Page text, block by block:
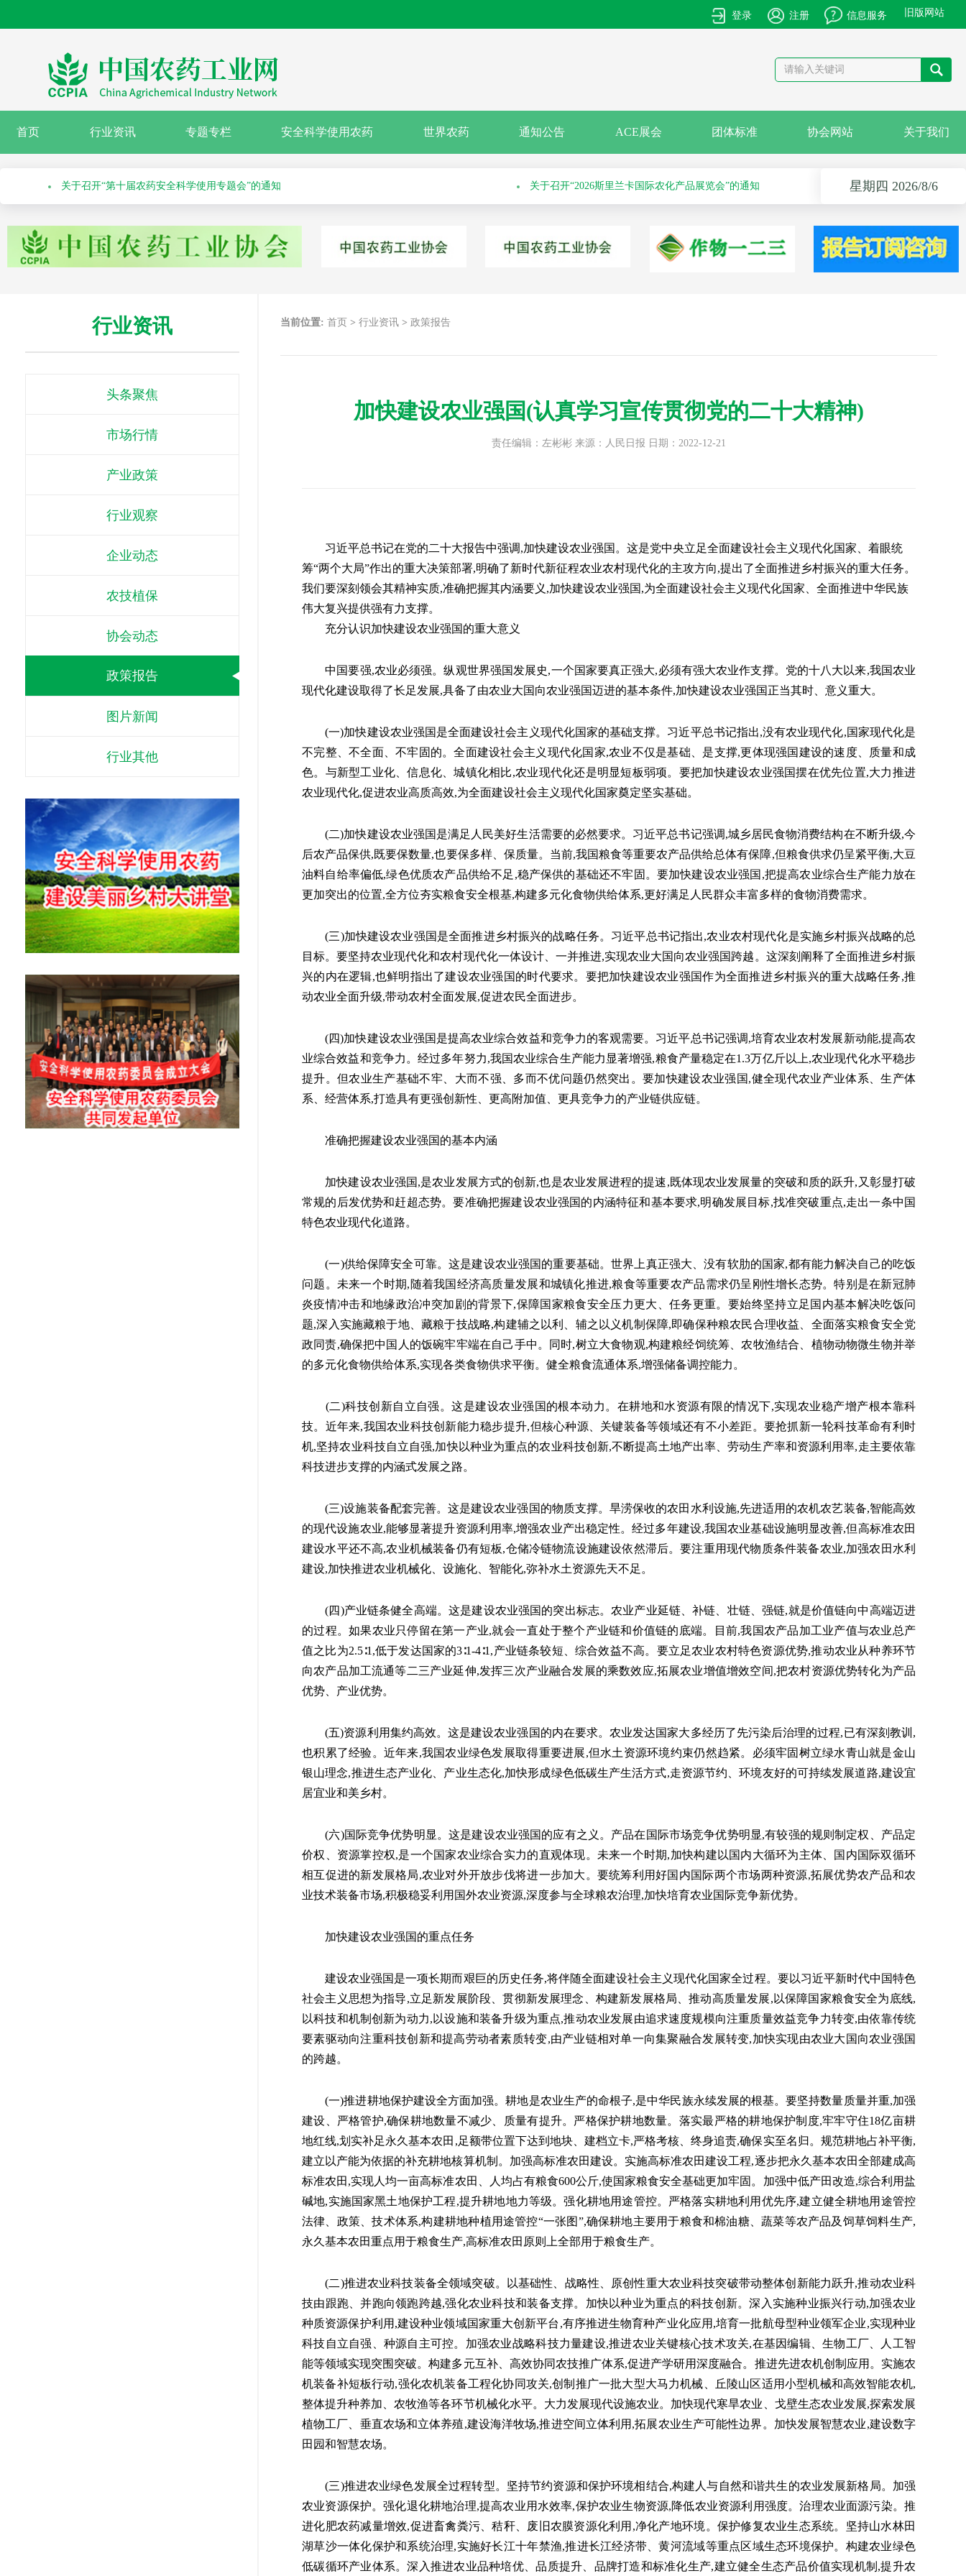
旧版网站
信息服务
注册
登录
首页 行业资讯 专题专栏 安全科学使用农药 世界农药 通知公告 ACE展会 团体标准 协会网站 关于我们
绿色高质量农药产品报送指南
关于召开“第十届农药安全科学使用专题会”的通知 关于召开“2026斯里兰卡国际农化产品展览会”的通知
关于举办第七十一届系列作物解决方案会议之水稻除草剂科学安全使用培训会的通知 关于举办第六十九届系列作物解决方案会议之科学安全使用农药及作物单产提升技术培训会的
星期四 2026/8/6
行业资讯
头条聚焦
市场行情
产业政策
行业观察
企业动态
农技植保
协会动态
政策报告
图片新闻
行业其他
当前位置: 首页 > 行业资讯 > 政策报告
加快建设农业强国(认真学习宣传贯彻党的二十大精神)
责任编辑：左彬彬 来源：人民日报 日期：2022-12-21
习近平总书记在党的二十大报告中强调,加快建设农业强国。这是党中央立足全面建设社会主义现代化国家、着眼统
筹“两个大局”作出的重大决策部署,明确了新时代新征程农业农村现代化的主攻方向,提出了全面推进乡村振兴的重大任务。
我们要深刻领会其精神实质,准确把握其内涵要义,加快建设农业强国,为全面建设社会主义现代化国家、全面推进中华民族
伟大复兴提供强有力支撑。
充分认识加快建设农业强国的重大意义
中国要强,农业必须强。纵观世界强国发展史,一个国家要真正强大,必须有强大农业作支撑。党的十八大以来,我国农业
现代化建设取得了长足发展,具备了由农业大国向农业强国迈进的基本条件,加快建设农业强国正当其时、意义重大。
(一)加快建设农业强国是全面建设社会主义现代化国家的基础支撑。习近平总书记指出,没有农业现代化,国家现代化是
不完整、不全面、不牢固的。全面建设社会主义现代化国家,农业不仅是基础、是支撑,更体现强国建设的速度、质量和成
色。与新型工业化、信息化、城镇化相比,农业现代化还是明显短板弱项。要把加快建设农业强国摆在优先位置,大力推进
农业现代化,促进农业高质高效,为全面建设社会主义现代化国家奠定坚实基础。
(二)加快建设农业强国是满足人民美好生活需要的必然要求。习近平总书记强调,城乡居民食物消费结构在不断升级,今
后农产品保供,既要保数量,也要保多样、保质量。当前,我国粮食等重要农产品供给总体有保障,但粮食供求仍呈紧平衡,大豆
油料自给率偏低,绿色优质农产品供给不足,稳产保供的基础还不牢固。要加快建设农业强国,把提高农业综合生产能力放在
更加突出的位置,全方位夯实粮食安全根基,构建多元化食物供给体系,更好满足人民群众丰富多样的食物消费需求。
(三)加快建设农业强国是全面推进乡村振兴的战略任务。习近平总书记指出,农业农村现代化是实施乡村振兴战略的总
目标。要坚持农业现代化和农村现代化一体设计、一并推进,实现农业大国向农业强国跨越。这深刻阐释了全面推进乡村振
兴的内在逻辑,也鲜明指出了建设农业强国的时代要求。要把加快建设农业强国作为全面推进乡村振兴的重大战略任务,推
动农业全面升级,带动农村全面发展,促进农民全面进步。
(四)加快建设农业强国是提高农业综合效益和竞争力的客观需要。习近平总书记强调,培育农业农村发展新动能,提高农
业综合效益和竞争力。经过多年努力,我国农业综合生产能力显著增强,粮食产量稳定在1.3万亿斤以上,农业现代化水平稳步
提升。但农业生产基础不牢、大而不强、多而不优问题仍然突出。要加快建设农业强国,健全现代农业产业体系、生产体
系、经营体系,打造具有更强创新性、更高附加值、更具竞争力的产业链供应链。
准确把握建设农业强国的基本内涵
加快建设农业强国,是农业发展方式的创新,也是农业发展进程的提速,既体现农业发展量的突破和质的跃升,又彰显打破
常规的后发优势和赶超态势。要准确把握建设农业强国的内涵特征和基本要求,明确发展目标,找准突破重点,走出一条中国
特色农业现代化道路。
(一)供给保障安全可靠。这是建设农业强国的重要基础。世界上真正强大、没有软肋的国家,都有能力解决自己的吃饭
问题。未来一个时期,随着我国经济高质量发展和城镇化推进,粮食等重要农产品需求仍呈刚性增长态势。特别是在新冠肺
炎疫情冲击和地缘政治冲突加剧的背景下,保障国家粮食安全压力更大、任务更重。要始终坚持立足国内基本解决吃饭问
题,深入实施藏粮于地、藏粮于技战略,构建辅之以利、辅之以义机制保障,即确保种粮农民合理收益、全面落实粮食安全党
政同责,确保把中国人的饭碗牢牢端在自己手中。同时,树立大食物观,构建粮经饲统筹、农牧渔结合、植物动物微生物并举
的多元化食物供给体系,实现各类食物供求平衡。健全粮食流通体系,增强储备调控能力。
(二)科技创新自立自强。这是建设农业强国的根本动力。在耕地和水资源有限的情况下,实现农业稳产增产根本靠科
技。近年来,我国农业科技创新能力稳步提升,但核心种源、关键装备等领域还有不小差距。要抢抓新一轮科技革命有利时
机,坚持农业科技自立自强,加快以种业为重点的农业科技创新,不断提高土地产出率、劳动生产率和资源利用率,走主要依靠
科技进步支撑的内涵式发展之路。
(三)设施装备配套完善。这是建设农业强国的物质支撑。旱涝保收的农田水利设施,先进适用的农机农艺装备,智能高效
的现代设施农业,能够显著提升资源利用率,增强农业产出稳定性。经过多年建设,我国农业基础设施明显改善,但高标准农田
建设水平还不高,农业机械装备仍有短板,仓储冷链物流设施建设依然滞后。要注重用现代物质条件装备农业,加强农田水利
建设,加快推进农业机械化、设施化、智能化,弥补水土资源先天不足。
(四)产业链条健全高端。这是建设农业强国的突出标志。农业产业延链、补链、壮链、强链,就是价值链向中高端迈进
的过程。如果农业只停留在第一产业,就会一直处于整个产业链和价值链的底端。目前,我国农产品加工业产值与农业总产
值之比为2.5∶1,低于发达国家的3∶1-4∶1,产业链条较短、综合效益不高。要立足农业农村特色资源优势,推动农业从种养环节
向农产品加工流通等二三产业延伸,发挥三次产业融合发展的乘数效应,拓展农业增值增效空间,把农村资源优势转化为产品
优势、产业优势。
(五)资源利用集约高效。这是建设农业强国的内在要求。农业发达国家大多经历了先污染后治理的过程,已有深刻教训,
也积累了经验。近年来,我国农业绿色发展取得重要进展,但水土资源环境约束仍然趋紧。必须牢固树立绿水青山就是金山
银山理念,推进生态产业化、产业生态化,加快形成绿色低碳生产生活方式,走资源节约、环境友好的可持续发展道路,建设宜
居宜业和美乡村。
(六)国际竞争优势明显。这是建设农业强国的应有之义。产品在国际市场竞争优势明显,有较强的规则制定权、产品定
价权、资源掌控权,是一个国家农业综合实力的直观体现。未来一个时期,加快构建以国内大循环为主体、国内国际双循环
相互促进的新发展格局,农业对外开放步伐将进一步加大。要统筹利用好国内国际两个市场两种资源,拓展优势农产品和农
业技术装备市场,积极稳妥利用国外农业资源,深度参与全球粮农治理,加快培育农业国际竞争新优势。
加快建设农业强国的重点任务
建设农业强国是一项长期而艰巨的历史任务,将伴随全面建设社会主义现代化国家全过程。要以习近平新时代中国特色
社会主义思想为指导,立足新发展阶段、贯彻新发展理念、构建新发展格局、推动高质量发展,以保障国家粮食安全为底线,
以科技和机制创新为动力,以设施和装备升级为重点,推动农业发展由追求速度规模向注重质量效益竞争力转变,由依靠传统
要素驱动向注重科技创新和提高劳动者素质转变,由产业链相对单一向集聚融合发展转变,加快实现由农业大国向农业强国
的跨越。
(一)推进耕地保护建设全方面加强。耕地是农业生产的命根子,是中华民族永续发展的根基。要坚持数量质量并重,加强
建设、严格管护,确保耕地数量不减少、质量有提升。严格保护耕地数量。落实最严格的耕地保护制度,牢牢守住18亿亩耕
地红线,划实补足永久基本农田,足额带位置下达到地块、建档立卡,严格考核、终身追责,确保实至名归。规范耕地占补平衡,
建立以产能为依据的补充耕地核算机制。加强高标准农田建设。实施高标准农田建设工程,逐步把永久基本农田全部建成高
标准农田,实现人均一亩高标准农田、人均占有粮食600公斤,使国家粮食安全基础更加牢固。加强中低产田改造,综合利用盐
碱地,实施国家黑土地保护工程,提升耕地地力等级。强化耕地用途管控。严格落实耕地利用优先序,建立健全耕地用途管控
法律、政策、技术体系,构建耕地种植用途管控“一张图”,确保耕地主要用于粮食和棉油糖、蔬菜等农产品及饲草饲料生产,
永久基本农田重点用于粮食生产,高标准农田原则上全部用于粮食生产。
(二)推进农业科技装备全领域突破。以基础性、战略性、原创性重大农业科技突破带动整体创新能力跃升,推动农业科
技由跟跑、并跑向领跑跨越,强化农业科技和装备支撑。加快以种业为重点的科技创新。深入实施种业振兴行动,加强农业
种质资源保护利用,建设种业领域国家重大创新平台,有序推进生物育种产业化应用,培育一批航母型种业领军企业,实现种业
科技自立自强、种源自主可控。加强农业战略科技力量建设,推进农业关键核心技术攻关,在基因编辑、生物工厂、人工智
能等领域实现突围突破。构建多元互补、高效协同农技推广体系,促进产学研用深度融合。推进先进农机创制应用。实施农
机装备补短板行动,强化农机装备工程化协同攻关,创制推广一批大型大马力机械、丘陵山区适用小型机械和高效智能农机,
整体提升种养加、农牧渔等各环节机械化水平。大力发展现代设施农业。加快现代寒旱农业、戈壁生态农业发展,探索发展
植物工厂、垂直农场和立体养殖,建设海洋牧场,推进空间立体利用,拓展农业生产可能性边界。加快发展智慧农业,建设数字
田园和智慧农场。
(三)推进农业绿色发展全过程转型。坚持节约资源和保护环境相结合,构建人与自然和谐共生的农业发展新格局。加强
农业资源保护。强化退化耕地治理,提高农业用水效率,保护农业生物资源,降低农业资源利用强度。治理农业面源污染。推
进化肥农药减量增效,促进畜禽粪污、秸秆、废旧农膜资源化利用,净化产地环境。保护修复农业生态系统。坚持山水林田
湖草沙一体化保护和系统治理,实施好长江十年禁渔,推进长江经济带、黄河流域等重点区域生态环境保护。构建农业绿色
低碳循环产业体系。深入推进农业品种培优、品质提升、品牌打造和标准化生产,建立健全生态产品价值实现机制,提升农